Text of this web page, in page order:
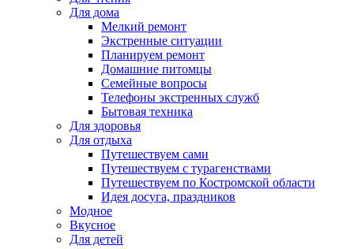
Для дома
Мелкий ремонт
Экстренные ситуации
Планируем ремонт
Домашние питомцы
Семейные вопросы
Телефоны экстренных служб
Бытовая техника
Для здоровья
Для отдыха
Путешествуем сами
Путешествуем с турагенствами
Путешествуем по Костромской области
Идея досуга, праздников
Модное
Вкусное
Для детей